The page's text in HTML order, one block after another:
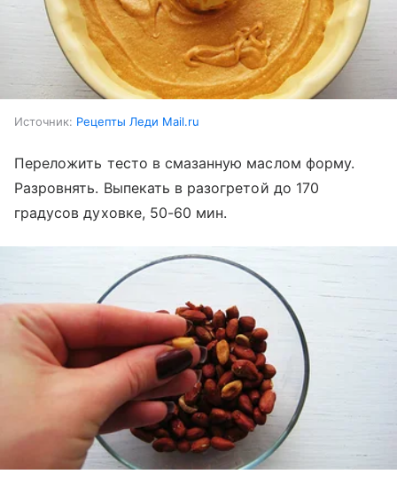
Источник: Рецепты Леди Mail.ru
Переложить тесто в смазанную маслом форму.
Разровнять. Выпекать в разогретой до 170
градусов духовке, 50-60 мин.